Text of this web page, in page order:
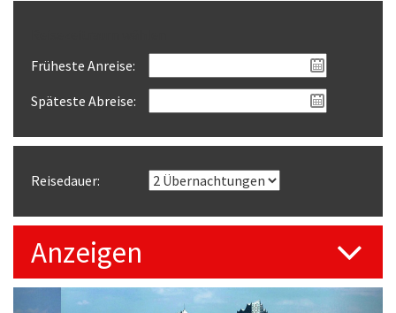
Früheste Anreise:
Späteste Abreise:
Reisedauer:
Anzeigen
Previous Next